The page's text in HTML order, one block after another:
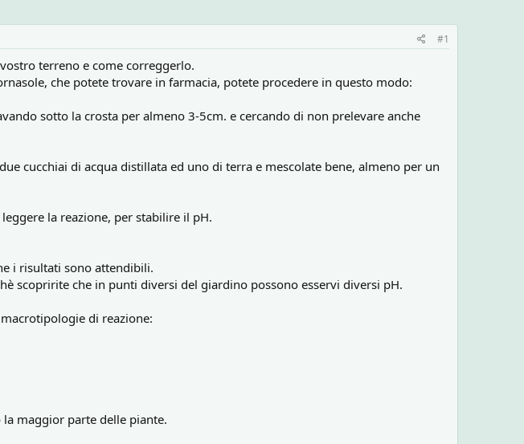
#1
terreno e come correggerlo.
che potete trovare in farmacia, potete procedere in questo modo:
sotto la crosta per almeno 3-5cm. e cercando di non prelevare anche
cucchiai di acqua distillata ed uno di terra e mescolate bene, almeno per un
la reazione, per stabilire il pH.
i risultati sono attendibili.
scopririte che in punti diversi del giardino possono esservi diversi pH.
di reazione:
maggior parte delle piante.